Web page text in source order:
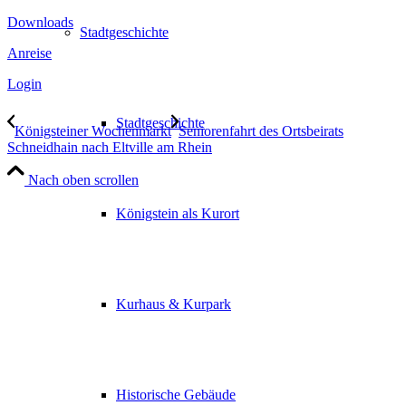
Stadtgeschichte
Stadtgeschichte
Königstein als Kurort
Kurhaus & Kurpark
Historische Gebäude
Downloads
Anreise
Login
Königsteiner Wochenmarkt Seniorenfahrt des Ortsbeirats
Schneidhain nach Eltville am Rhein
Nach oben scrollen